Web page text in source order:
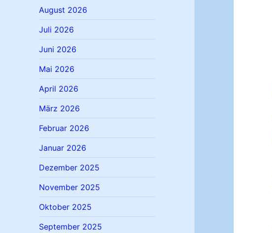
August 2026
Juli 2026
Juni 2026
Mai 2026
April 2026
März 2026
Februar 2026
Januar 2026
Dezember 2025
November 2025
Oktober 2025
September 2025